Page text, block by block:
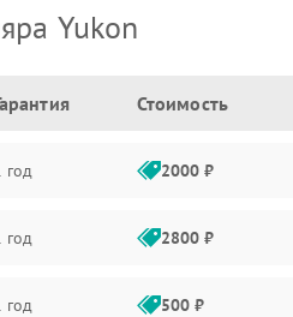
Yukon
Стоимость
год 2000 ₽
год 2800 ₽
год 500 ₽